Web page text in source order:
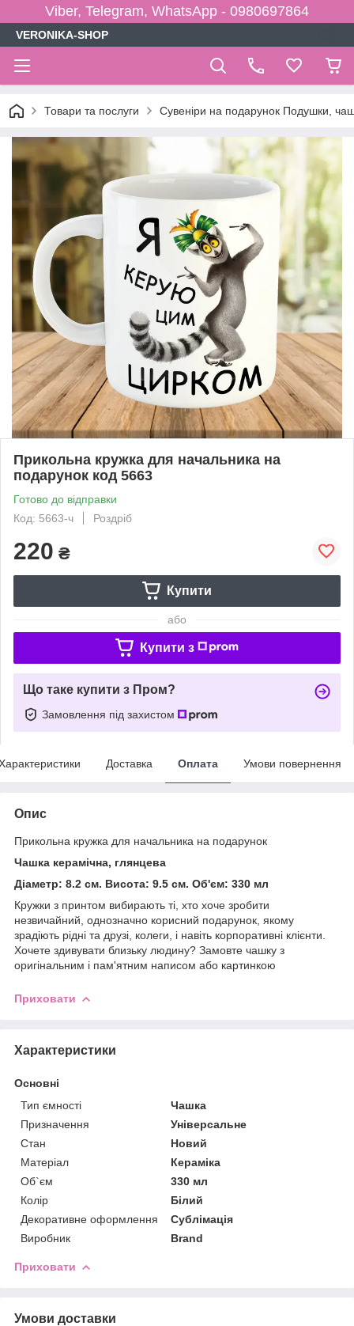
Viber, Telegram, WhatsApp - 0980697864
VERONIKA-SHOP
Товари та послуги Сувеніри на подарунок Подушки,
Прикольна кружка для начальника на
подарунок код 5663
Готово до відправки
Код: 5663-ч
Роздріб
220 ₴
Купити
або
Купити з
Що таке купити з Пром?
Замовлення під захистом
Доставка Оплата Умови повернення
Опис
Прикольна кружка для начальника на подарунок
Чашка керамічна, глянцева
Діаметр: 8.2 см. Висота: 9.5 см. Об'єм: 330 мл
Кружки з принтом вибирають ті, хто хоче зробити
незвичайний, однозначно корисний подарунок, якому
зрадіють рідні та друзі, колеги, і навіть корпоративні клієнти.
Хочете здивувати близьку людину? Замовте чашку з
оригінальним і пам'ятним написом або картинкою
Приховати
Характеристики
Основні
Тип ємності
Чашка
Призначення
Універсальне
Стан
Новий
Матеріал
Кераміка
Об`єм
330 мл
Колір
Білий
Декоративне оформлення
Сублімація
Виробник
Brand
Приховати
Умови доставки